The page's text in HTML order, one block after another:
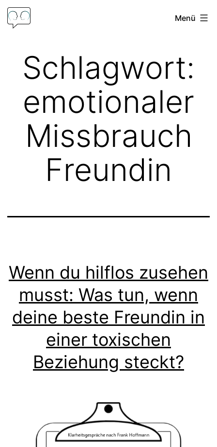
Zum
Inhalt
Beratung
Frank
Hoffmann
Menü
Schlagwort:
emotionaler
Missbrauch
Freundin
Wenn du hilflos zusehen
musst: Was tun, wenn
deine beste Freundin in
einer toxischen
Beziehung steckt?